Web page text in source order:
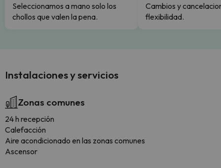
Seleccionamos a mano solo los
chollos que valen la pena.
Cambios y
flexibilidad.
Instalaciones y servicios
Zonas comunes
24 h recepción
Calefacción
Aire acondicionado en las zonas comunes
Ascensor